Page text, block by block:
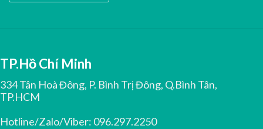
TP.Hồ Chí Minh
334 Tân Hoà Đông, P. Bình Trị Đông, Q.Bình Tân,
TP.HCM
Hotline/Zalo/Viber: 096.297.2250